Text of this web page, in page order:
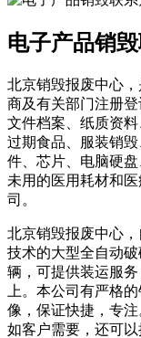
电子产品销
北京销毁报废中心
商及有关部门注册
文件档案、纸质资
过期食品、服装销
件、芯片、电脑硬
未用的医用耗材和
司。
北京销毁报废中心
技术的大型全自动
辆，可提供装运服
上。本公司有严格
像，保证快捷，专
如客户需要，还可